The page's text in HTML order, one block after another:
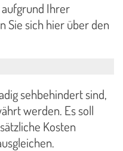
aufgrund Ihrer
Sie sich hier über den
sehbehindert sind,
werden. Es soll
Kosten